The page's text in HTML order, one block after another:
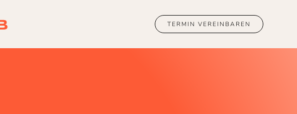
TERMIN VEREINBAREN